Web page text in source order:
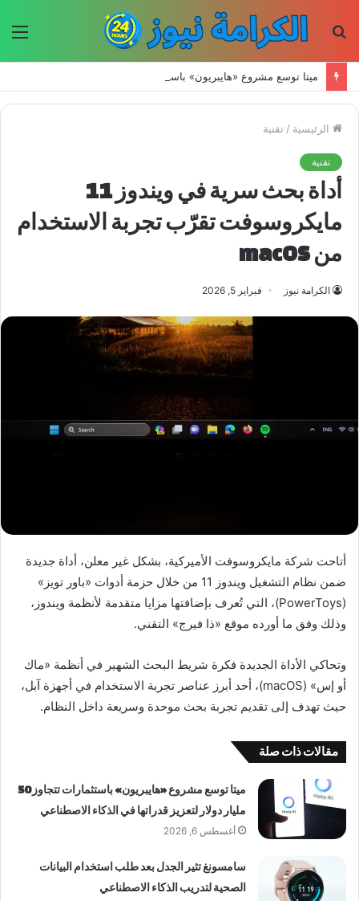
الرئيسية / تقنية
تقنية
أداة بحث سرية في ويندوز 11
مايكروسوفت تقرّب تجربة الاستخدام
من macOS
الكرامة نيوز فبراير 5, 2026
أتاحت شركة مايكروسوفت الأميركية، بشكل غير معلن، أداة جديدة
ضمن نظام التشغيل ويندوز 11 من خلال حزمة أدوات «باور تويز»
(PowerToys)، التي تُعرف بإضافتها مزايا متقدمة لأنظمة ويندوز،
وذلك وفق ما أورده موقع «ذا فيرج» التقني.
وتحاكي الأداة الجديدة فكرة شريط البحث الشهير في أنظمة «ماك
أو إس» (macOS)، أحد أبرز عناصر تجربة الاستخدام في أجهزة آبل،
حيث تهدف إلى تقديم تجربة بحث موحدة وسريعة داخل النظام.
مقالات ذات صلة
ميتا توسع مشروع «هايبريون» باستثمارات تتجاوز 50
مليار دولار لتعزيز قدراتها في الذكاء الاصطناعي
أغسطس 6, 2026
سامسونغ تثير الجدل بعد طلب استخدام البيانات
الصحية لتدريب الذكاء الاصطناعي